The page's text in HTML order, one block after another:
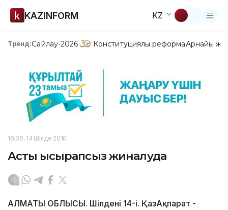
KAZINFORM KZ
Тренд:Сайлау-2026 Конституциялық реформаАрнайы
16:36, 14 Шілде 2010
Астық ысырапсыз жиналуда
АЛМАТЫ ОБЛЫСЫ. Шілденің 14-і. ҚазАқпарат -